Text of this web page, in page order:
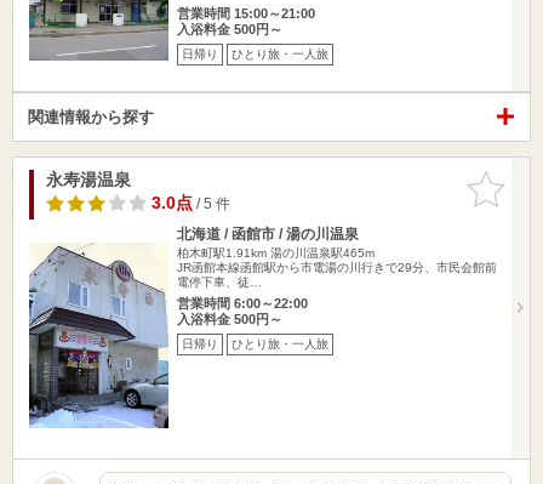
営業時間 15:00～21:00
入浴料金 500円～
日帰り ひとり旅・一人旅
関連情報から探す
お気に入
りに追加
永寿湯温泉
3.0点/ 5 件
北海道 / 函館市 / 湯の川温泉
柏木町駅1.91km 湯の川温泉駅465m
JR函館本線函館駅から市電湯の川行きで29分、市民会館前
電停下車、徒…
営業時間 6:00～22:00
入浴料金 500円～
日帰り ひとり旅・一人旅